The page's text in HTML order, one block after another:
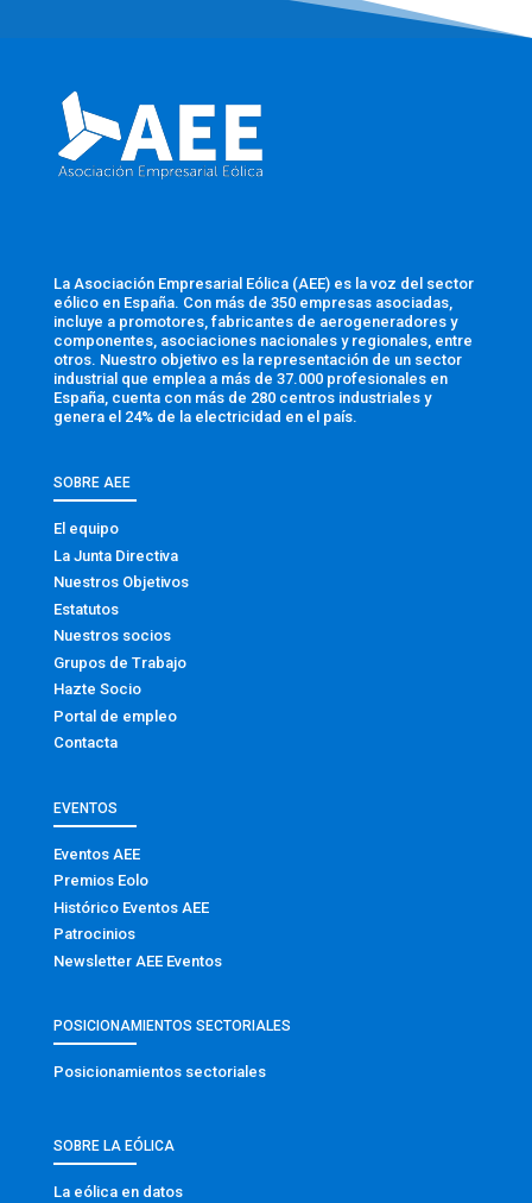
La Asociación Empresarial Eólica (AEE) es la voz del sector
eólico en España. Con más de 350 empresas asociadas,
incluye a promotores, fabricantes de aerogeneradores y
componentes, asociaciones nacionales y regionales, entre
otros. Nuestro objetivo es la representación de un sector
industrial que emplea a más de 37.000 profesionales en
España, cuenta con más de 280 centros industriales y
genera el 24% de la electricidad en el país.
SOBRE AEE
El equipo
La Junta Directiva
Nuestros Objetivos
Estatutos
Nuestros socios
Grupos de Trabajo
Hazte Socio
Portal de empleo
Contacta
EVENTOS
Eventos AEE
Premios Eolo
Histórico Eventos AEE
Patrocinios
Newsletter AEE Eventos
POSICIONAMIENTOS SECTORIALES
Posicionamientos sectoriales
SOBRE LA EÓLICA
La eólica en datos